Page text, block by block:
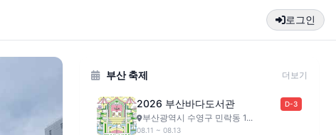
로그인
부산 축제 더보기
2026 부산바다도서관 D-3
부산광역시 수영구 민락동 1...
08.11 ~ 08.13